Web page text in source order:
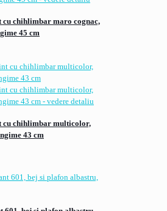
chihlimbar maro cognac,
45 cm
cu chihlimbar multicolor,
43 cm